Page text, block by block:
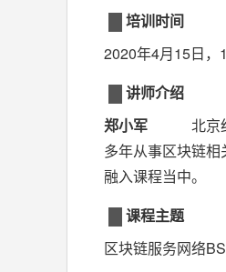
培训时间
2020年4月15日，
讲师介绍
郑小军
北京
多年从事区块链
融入课程当中。
课程主题
区块链服务网络